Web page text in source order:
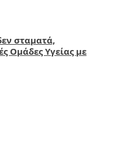
σταματά,
Ομάδες Υγείας με